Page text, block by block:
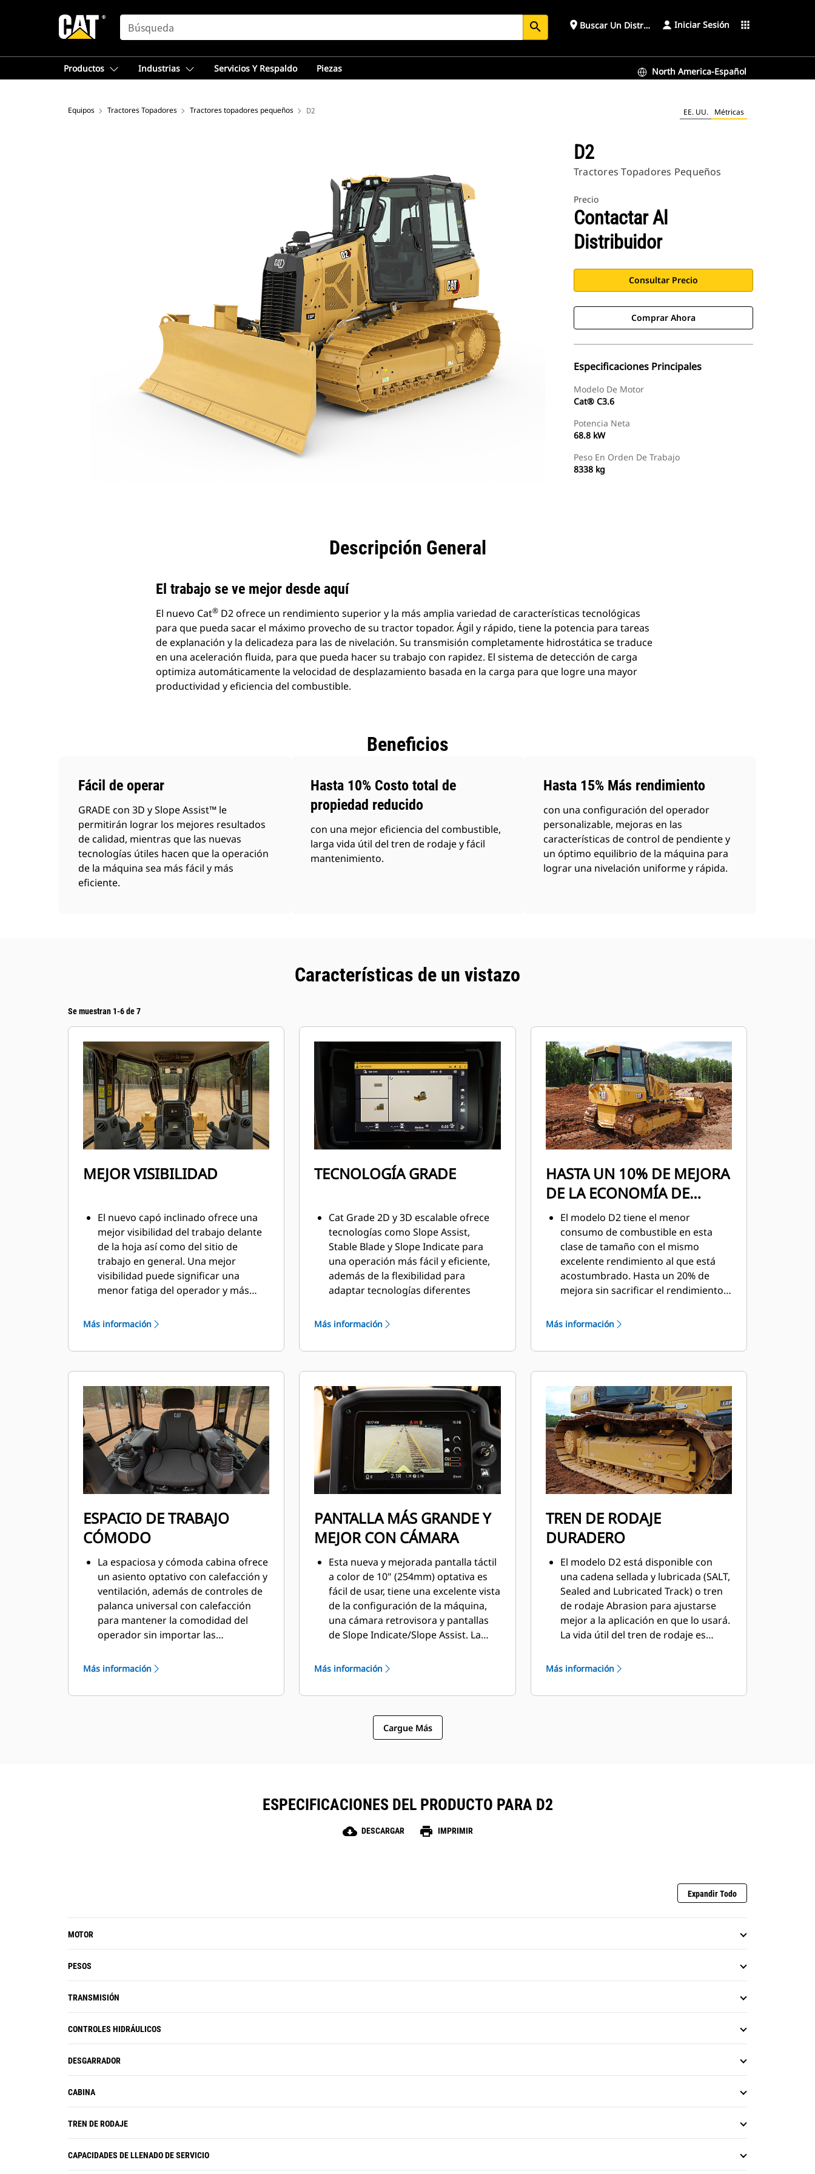
SEARCH search place Buscar Un Distribuidor Iniciar Sesión apps
Productos Industrias Servicios Y Respaldo Piezas North America-Español
Equipos Tractores Topadores Tractores topadores pequeños D2 EE. UU. Métricas
D2
Tractores Topadores Pequeños
Precio
Contactar Al
Distribuidor
Consultar Precio
Comprar Ahora
Especificaciones Principales
Modelo De Motor
Cat® C3.6
Potencia Neta
68.8 kW
Peso En Orden De Trabajo
8338 kg
Descripción General
El trabajo se ve mejor desde aquí
El nuevo Cat® D2 ofrece un rendimiento superior y la más amplia variedad de características tecnológicas
para que pueda sacar el máximo provecho de su tractor topador. Ágil y rápido, tiene la potencia para tareas
de explanación y la delicadeza para las de nivelación. Su transmisión completamente hidrostática se traduce
en una aceleración fluida, para que pueda hacer su trabajo con rapidez. El sistema de detección de carga
optimiza automáticamente la velocidad de desplazamiento basada en la carga para que logre una mayor
productividad y eficiencia del combustible.
Beneficios
Fácil de operar
GRADE con 3D y Slope Assist™ le
permitirán lograr los mejores resultados
de calidad, mientras que las nuevas
tecnologías útiles hacen que la operación
de la máquina sea más fácil y más
eficiente.
Hasta 10% Costo total de
propiedad reducido
con una mejor eficiencia del combustible,
larga vida útil del tren de rodaje y fácil
mantenimiento.
Hasta 15% Más rendimiento
con una configuración del operador
personalizable, mejoras en las
características de control de pendiente y
un óptimo equilibrio de la máquina para
lograr una nivelación uniforme y rápida.
Características de un vistazo
Se muestran 1-6 de 7
MEJOR VISIBILIDAD
El nuevo capó inclinado ofrece una
mejor visibilidad del trabajo delante
de la hoja así como del sitio de
trabajo en general. Una mejor
visibilidad puede significar una
menor fatiga del operador y más
Más información
TECNOLOGÍA GRADE
Cat Grade 2D y 3D escalable ofrece
tecnologías como Slope Assist,
Stable Blade y Slope Indicate para
una operación más fácil y eficiente,
además de la flexibilidad para
adaptar tecnologías diferentes
trabajo.
compatibles con radios y estaciones
para nivelación? Puede instalar
sistemas para nivelación de Trimble,
Topcon y Leica en la máquina.
Más información
HASTA UN 10% DE MEJORA
DE LA ECONOMÍA DE
COMBUSTIBLE
El modelo D2 tiene el menor
consumo de combustible en esta
clase de tamaño con el mismo
excelente rendimiento al que está
acostumbrado. Hasta un 20% de
mejora sin sacrificar el rendimiento
Más información
ESPACIO DE TRABAJO
CÓMODO
La espaciosa y cómoda cabina ofrece
un asiento optativo con calefacción y
ventilación, además de controles de
palanca universal con calefacción
para mantener la comodidad del
operador sin importar las
asiento y los apoyabrazos se pueden
preferencia del operador.
Más información
PANTALLA MÁS GRANDE Y
MEJOR CON CÁMARA
Esta nueva y mejorada pantalla táctil
a color de 10" (254mm) optativa es
fácil de usar, tiene una excelente vista
de la configuración de la máquina,
una cámara retrovisora y pantallas
de Slope Indicate/Slope Assist. La
operador una mejor visibilidad del
Más información
TREN DE RODAJE
DURADERO
El modelo D2 está disponible con
una cadena sellada y lubricada (SALT,
Sealed and Lubricated Track) o tren
de rodaje Abrasion para ajustarse
mejor a la aplicación en que lo usará.
La vida útil del tren de rodaje es
inactividad. El diseño de bastidor
una sola pieza y el mando final
Más información
Cargue Más
ESPECIFICACIONES DEL PRODUCTO PARA D2
cloud_download DESCARGAR print IMPRIMIR
Expandir Todo
MOTOR
PESOS
TRANSMISIÓN
CONTROLES HIDRÁULICOS
DESGARRADOR
CABINA
TREN DE RODAJE
CAPACIDADES DE LLENADO DE SERVICIO